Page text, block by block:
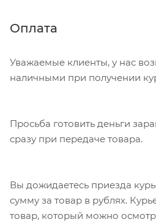
Нажмите кнопку «Оформить
Оплата
Уважаемые клиенты, у нас
наличными при получении
Просьба готовить деньги
сразу при передаче товара.
Вы дожидаетесь приезда
сумму за товар в рублях.
товар, который можно